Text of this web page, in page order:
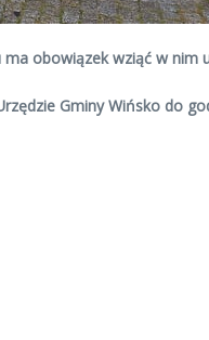
obowiązek wziąć w nim
Gminy Wińsko do